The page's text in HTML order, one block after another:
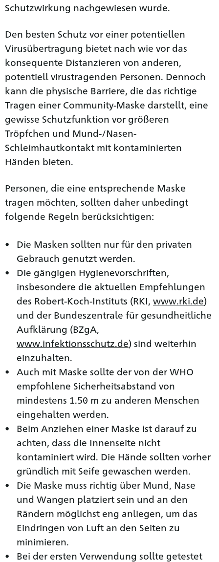
Schutzwirkung nachgewiesen wurde.
Den besten Schutz vor einer potentiellen
Virusübertragung bietet nach wie vor das
konsequente Distanzieren von anderen,
potentiell virustragenden Personen. Dennoch
kann die physische Barriere, die das richtige
Tragen einer Community-Maske darstellt, eine
gewisse Schutzfunktion vor größeren
Tröpfchen und Mund-/Nasen-
Schleimhautkontakt mit kontaminierten
Händen bieten.
Personen, die eine entsprechende Maske
tragen möchten, sollten daher unbedingt
folgende Regeln berücksichtigen:
Die Masken sollten nur für den privaten
Gebrauch genutzt werden.
Die gängigen Hygienevorschriften,
insbesondere die aktuellen Empfehlungen
des Robert-Koch-Instituts (RKI, www.rki.de)
und der Bundeszentrale für gesundheitliche
Aufklärung (BZgA,
www.infektionsschutz.de) sind weiterhin
einzuhalten.
Auch mit Maske sollte der von der WHO
empfohlene Sicherheitsabstand von
mindestens 1.50 m zu anderen Menschen
eingehalten werden.
Beim Anziehen einer Maske ist darauf zu
achten, dass die Innenseite nicht
kontaminiert wird. Die Hände sollten vorher
gründlich mit Seife gewaschen werden.
Die Maske muss richtig über Mund, Nase
und Wangen platziert sein und an den
Rändern möglichst eng anliegen, um das
Eindringen von Luft an den Seiten zu
minimieren.
Bei der ersten Verwendung sollte getestet